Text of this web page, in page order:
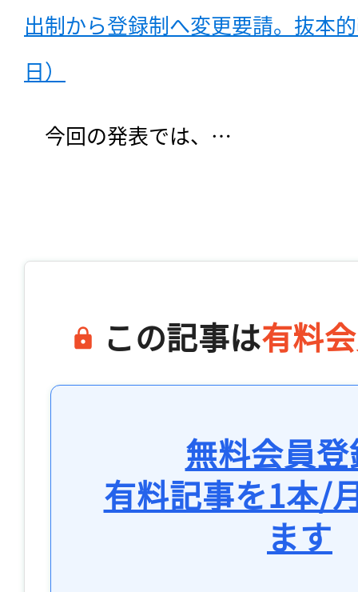
出制から登録制へ変更要請。抜本
日）
今回の発表では、…
この記事は有料
無料会員
有料記事を1本/
ます